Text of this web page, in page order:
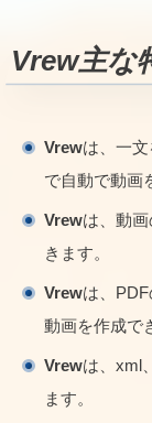
Vrew主な
Vrewは、一
で自動で動画
Vrewは、動
きます。
Vrewは、
動画を作成で
Vrewは、xml
ます。